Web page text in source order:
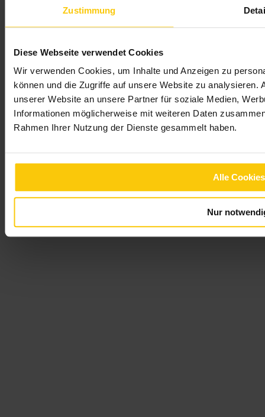
Zustimmung
Diese Webseite verwendet Cookies
Wir verwenden Cookies, um Inhalte und Anzeigen zu
können und die Zugriffe auf unsere Website zu
unserer Website an unsere Partner für soziale Medien,
Informationen möglicherweise mit weiteren Daten
Rahmen Ihrer Nutzung der Dienste gesammelt haben.
Alle
Nur
Konfiguriere deine PV Anlage